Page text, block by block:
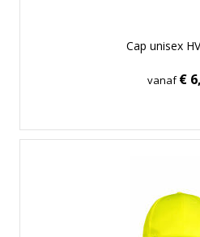
Cap unisex
vanaf€